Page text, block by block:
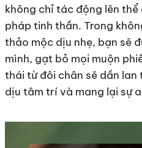
không chỉ tác động lên
pháp tinh thần. Trong
thảo mộc dịu nhẹ, bạn sẽ
mình, gạt bỏ mọi muộn
thái từ đôi chân sẽ dần
dịu tâm trí và mang lại sự